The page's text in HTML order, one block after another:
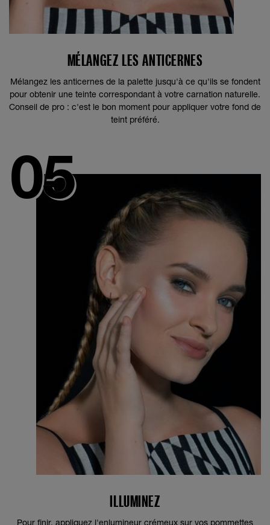
MÉLANGEZ LES ANTICERNES
Mélangez les anticernes de la palette jusqu'à ce qu'ils se fondent
pour obtenir une teinte correspondant à votre carnation naturelle.
Conseil de pro : c'est le bon moment pour appliquer votre fond de
teint préféré.
ILLUMINEZ
Pour finir, appliquez l'enlumineur crémeux sur vos pommettes